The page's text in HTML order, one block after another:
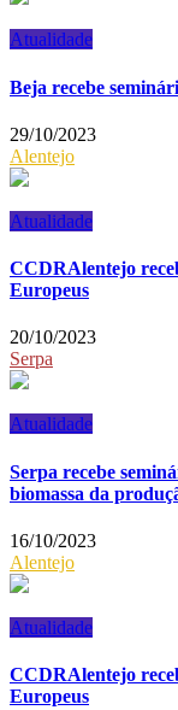
Atualidade
Beja recebe
29/10/2023
Alentejo
Atualidade
CCDRAlentejo
Europeus
20/10/2023
Serpa
Atualidade
Serpa recebe
biomassa da
16/10/2023
Alentejo
Atualidade
CCDRAlentejo
Europeus